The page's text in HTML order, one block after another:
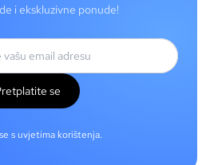
i ekskluzivne ponude!
se
s uvjetima korištenja.